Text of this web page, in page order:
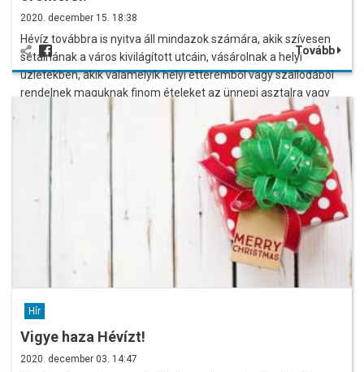
2020. december 15. 18:38
Hévíz továbbra is nyitva áll mindazok számára, akik szívesen
sétálnának a város kivilágított utcáin, vásárolnak a helyi
üzletekben, akik valamelyik helyi étteremből vagy szállodából
rendelnek maguknak finom ételeket az ünnepi asztalra vagy
Tovább
Hír
Vigye haza Hévízt!
2020. december 03. 14:47